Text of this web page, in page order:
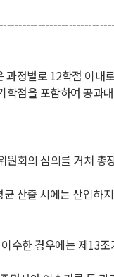
정별로 12학점 이내
점을 포함하여 공과
회의 심의를 거쳐
산출 시에는 산입
한 경우에는 제13